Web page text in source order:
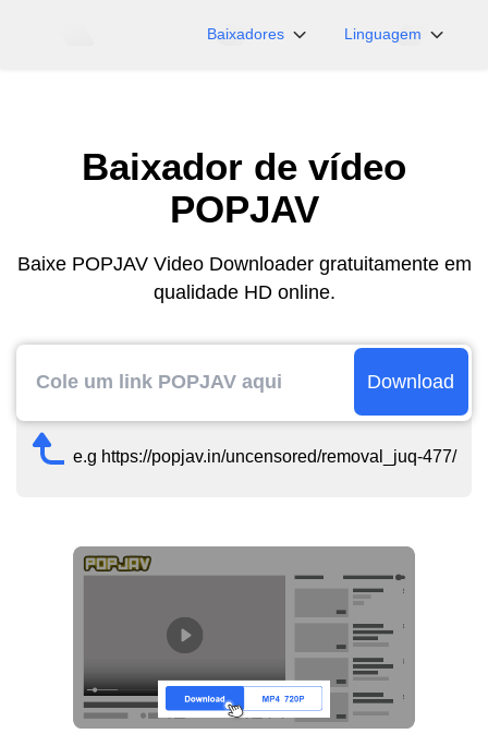
Baixadores
iFunny
OnlyFans
Myfans
....e mais sites
Linguagem
한국어
Baixador de vídeo
POPJAV
Baixe POPJAV Video Downloader gratuitamente em
qualidade HD online.
Download
e.g https://popjav.in/uncensored/removal_juq-477/